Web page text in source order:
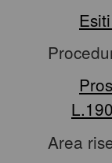
Area